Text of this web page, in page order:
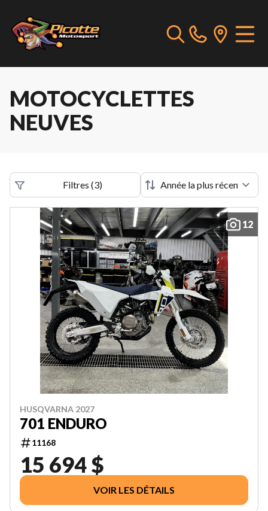
MOTOCYCLETTES
NEUVES
Filtres (3)
12
HUSQVARNA 2027
701 ENDURO
11168
15 694 $
VOIR LES DÉTAILS